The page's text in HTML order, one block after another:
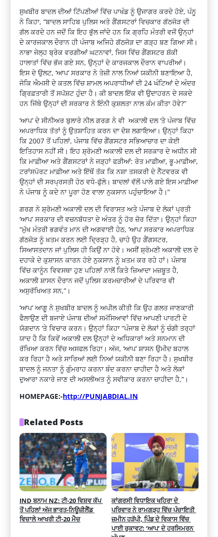
ਸੁਖਬੀਰ ਬਾਦਲ ਦੀਆਂ ਟਿੱਪਣੀਆਂ ਵਿੱਚ ਪਾਖੰਡ ਨੂੰ ਉਜਾਗਰ ਕਰਦੇ ਹੋਏ, ਪੰਨੂ
ਨੇ ਕਿਹਾ, “ਬਾਦਲ ਸਾਹਿਬ ਪੁਲਿਸ ਅਤੇ ਗੈਂਗਸਟਰਾਂ ਵਿਚਕਾਰ ਗੱਠਜੋੜ ਦੀ
ਗੱਲ ਕਰਦੇ ਹਨ ਜਦੋਂ ਕਿ ਇਹ ਭੁੱਲ ਜਾਂਦੇ ਹਨ ਕਿ ਗ੍ਰਹਿ ਮੰਤਰੀ ਵਜੋਂ ਉਨ੍ਹਾਂ
ਦੇ ਕਾਰਜਕਾਲ ਦੌਰਾਨ ਹੀ ਪੰਜਾਬ ਅਜਿਹੇ ਗੱਠਜੋੜ ਦਾ ਗੜ੍ਹ ਬਣ ਗਿਆ ਸੀ।
ਨਾਭਾ ਜੇਲ੍ਹ ਬ੍ਰੇਕ ਵਰਗੀਆਂ ਘਟਨਾਵਾਂ, ਜਿਸ ਵਿੱਚ ਗੈਂਗਸਟਰ ਸ਼ੱਕੀ
ਹਾਲਾਤਾਂ ਵਿੱਚ ਭੱਜ ਗਏ ਸਨ, ਉਨ੍ਹਾਂ ਦੇ ਕਾਰਜਕਾਲ ਦੌਰਾਨ ਵਾਪਰੀਆਂ।
ਇਸ ਦੇ ਉਲਟ, ‘ਆਪ’ ਸਰਕਾਰ ਨੇ ਤੇਜ਼ੀ ਨਾਲ ਨਿਆਂ ਯਕੀਨੀ ਬਣਾਇਆ ਹੈ,
ਜੋਕਿ ਐਮਸੀ ਦੇ ਕਤਲ ਵਿੱਚ ਸ਼ਾਮਲ ਅਪਰਾਧੀਆਂ ਦੀ 24 ਘੰਟਿਆਂ ਦੇ ਅੰਦਰ
ਗ੍ਰਿਫ਼ਤਾਰੀ ਤੋਂ ਸਪੱਸ਼ਟ ਹੁੰਦਾ ਹੈ। ਕੀ ਬਾਦਲ ਇੱਕ ਵੀ ਉਦਾਹਰਨ ਦੇ ਸਕਦੇ
ਹਨ ਜਿੱਥੇ ਉਨ੍ਹਾਂ ਦੀ ਸਰਕਾਰ ਨੇ ਇੰਨੀ ਕੁਸ਼ਲਤਾ ਨਾਲ ਕੰਮ ਕੀਤਾ ਹੋਵੇ?”
‘ਆਪ’ ਦੇ ਸੀਨੀਅਰ ਬੁਲਾਰੇ ਨੀਲ ਗਰਗ ਨੇ ਵੀ ਅਕਾਲੀ ਦਲ ‘ਤੇ ਪੰਜਾਬ ਵਿੱਚ
ਅਪਰਾਧਿਕ ਤੱਤਾਂ ਨੂੰ ਉਤਸ਼ਾਹਿਤ ਕਰਨ ਦਾ ਦੋਸ਼ ਲਗਾਇਆ। ਉਨ੍ਹਾਂ ਕਿਹਾ
ਕਿ 2007 ਤੋਂ ਪਹਿਲਾਂ, ਪੰਜਾਬ ਵਿੱਚ ਗੈਂਗਸਟਰ ਸਭਿਆਚਾਰ ਦਾ ਕੋਈ
ਇਤਿਹਾਸ ਨਹੀਂ ਸੀ। ਇਹ ਸ਼੍ਰੋਮਣੀ ਅਕਾਲੀ ਦਲ ਦੀ ਸਰਕਾਰ ਦੇ ਅਧੀਨ ਸੀ
ਕਿ ਮਾਫ਼ੀਆ ਅਤੇ ਗੈਂਗਸਟਰਾਂ ਨੇ ਜੜ੍ਹਾਂ ਫੜੀਆਂ: ਰੇਤ ਮਾਫ਼ੀਆ, ਭੂ-ਮਾਫ਼ੀਆ,
ਟਰਾਂਸਪੋਰਟ ਮਾਫ਼ੀਆ ਅਤੇ ਇੱਥੋਂ ਤੱਕ ਕਿ ਨਸ਼ਾ ਤਸਕਰੀ ਦੇ ਨੈੱਟਵਰਕ ਵੀ
ਉਨ੍ਹਾਂ ਦੀ ਸਰਪ੍ਰਸਤੀ ਹੇਠ ਵਧੇ-ਫੁੱਲੇ। ਬਾਦਲਾਂ ਵੱਲੋਂ ਪਾਲੇ ਗਏ ਇਸ ਮਾਫ਼ੀਆ
ਨੇ ਪੰਜਾਬ ਨੂੰ ਕਦੇ ਨਾ ਪੂਰਾ ਹੋਣ ਵਾਲਾ ਨੁਕਸਾਨ ਪਹੁੰਚਾਇਆ ਹੈ।”
ਗਰਗ ਨੇ ਸ਼੍ਰੋਮਣੀ ਅਕਾਲੀ ਦਲ ਦੀ ਵਿਰਾਸਤ ਅਤੇ ਪੰਜਾਬ ਦੇ ਲੋਕਾਂ ਪ੍ਰਤੀ
‘ਆਪ’ ਸਰਕਾਰ ਦੀ ਵਚਨਬੱਧਤਾ ਦੇ ਅੰਤਰ ਨੂੰ ਹੋਰ ਜ਼ੋਰ ਦਿੱਤਾ। ਉਨ੍ਹਾਂ ਕਿਹਾ
“ਮੁੱਖ ਮੰਤਰੀ ਭਗਵੰਤ ਮਾਨ ਦੀ ਅਗਵਾਈ ਹੇਠ, ‘ਆਪ’ ਸਰਕਾਰ ਅਪਰਾਧਿਕ
ਗੱਠਜੋੜ ਨੂੰ ਖ਼ਤਮ ਕਰਨ ਲਈ ਦ੍ਰਿੜ੍ਹ ਹੈ, ਚਾਹੇ ਉਹ ਗੈਂਗਸਟਰ,
ਸਿਆਸਤਦਾਨ ਜਾਂ ਪੁਲਿਸ ਹੀ ਕਿਉਂ ਨਾ ਹੋਵੇ। ਅਸੀਂ ਸ਼੍ਰੋਮਣੀ ਅਕਾਲੀ ਦਲ ਦੇ
ਦਹਾਕੇ ਦੇ ਕੁਸ਼ਾਸਨ ਕਾਰਨ ਹੋਏ ਨੁਕਸਾਨ ਨੂੰ ਖ਼ਤਮ ਕਰ ਰਹੇ ਹਾਂ। ਪੰਜਾਬ
ਵਿੱਚ ਕਾਨੂੰਨ ਵਿਵਸਥਾ ਹੁਣ ਪਹਿਲਾਂ ਨਾਲੋਂ ਕਿਤੇ ਜ਼ਿਆਦਾ ਮਜ਼ਬੂਤ ​​ਹੈ,
ਅਕਾਲੀ ਸ਼ਾਸਨ ਦੌਰਾਨ ਜਦੋਂ ਪੁਲਿਸ ਕਰਮਚਾਰੀਆਂ ਦੇ ਪਰਿਵਾਰ ਵੀ
ਅਸੁਰੱਖਿਅਤ ਸਨ,”।
‘ਆਪ’ ਆਗੂ ਨੇ ਸੁਖਬੀਰ ਬਾਦਲ ਨੂੰ ਅਪੀਲ ਕੀਤੀ ਕਿ ਉਹ ਗਲਤ ਜਾਣਕਾਰੀ
ਫੈਲਾਉਣ ਦੀ ਬਜਾਏ ਪੰਜਾਬ ਦੀਆਂ ਸਮੱਸਿਆਵਾਂ ਵਿੱਚ ਆਪਣੀ ਪਾਰਟੀ ਦੇ
ਯੋਗਦਾਨ ‘ਤੇ ਵਿਚਾਰ ਕਰਨ। ਉਨ੍ਹਾਂ ਕਿਹਾ “ਪੰਜਾਬ ਦੇ ਲੋਕਾਂ ਨੂੰ ਚੰਗੀ ਤਰ੍ਹਾਂ
ਯਾਦ ਹੈ ਕਿ ਕਿਵੇਂ ਅਕਾਲੀ ਦਲ ਉਨ੍ਹਾਂ ਦੇ ਅਧਿਕਾਰਾਂ ਅਤੇ ਸਨਮਾਨ ਦੀ
ਰੱਖਿਆ ਕਰਨ ਵਿੱਚ ਅਸਫਲ ਰਿਹਾ। ਅੱਜ, ‘ਆਪ’ ਸ਼ਾਸਨ ਉਮੀਦ ਬਹਾਲ
ਕਰ ਰਿਹਾ ਹੈ ਅਤੇ ਸਾਰਿਆਂ ਲਈ ਨਿਆਂ ਯਕੀਨੀ ਬਣਾ ਰਿਹਾ ਹੈ। ਸੁਖਬੀਰ
ਬਾਦਲ ਨੂੰ ਜਨਤਾ ਨੂੰ ਗੁੰਮਰਾਹ ਕਰਨਾ ਬੰਦ ਕਰਨਾ ਚਾਹੀਦਾ ਹੈ ਅਤੇ ਲੋਕਾਂ
ਦੁਆਰਾ ਨਕਾਰੇ ਜਾਣ ਦੀ ਅਸਲੀਅਤ ਨੂੰ ਸਵੀਕਾਰ ਕਰਨਾ ਚਾਹੀਦਾ ਹੈ,”।
HOMEPAGE:-http://PUNJABDIAL.IN
Related Posts
IND ਬਨਾਮ NZ: ਟੀ-20 ਵਿਸ਼ਵ ਕੱਪ
ਤੋਂ ਪਹਿਲਾਂ ਅੱਜ ਭਾਰਤ-ਨਿਊਜ਼ੀਲੈਂਡ
ਵਿਚਾਲੇ ਆਖਰੀ ਟੀ-20 ਮੈਚ
ਕਾਂਗਰਸੀ ਵਿਧਾਇਕ ਖਹਿਰਾ ਦੇ
ਪਰਿਵਾਰ ਨੇ ਰਾਮਗੜ੍ਹ ਵਿੱਚ ਪੰਚਾਇਤੀ
ਜ਼ਮੀਨ ਹੜੱਪੀ, ਪਿੰਡ ਦੇ ਵਿਕਾਸ ਵਿੱਚ
ਪਾਈ ਰੁਕਾਵਟ: ‘ਆਪ’ ਦੇ ਹਰਸਿਮਰਨ